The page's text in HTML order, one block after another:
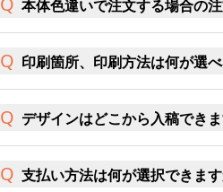
本体色違いで注文する場合の
印刷箇所、印刷方法は何が選
デザインはどこから入稿でき
支払い方法は何が選択できま